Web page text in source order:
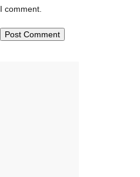
I comment.